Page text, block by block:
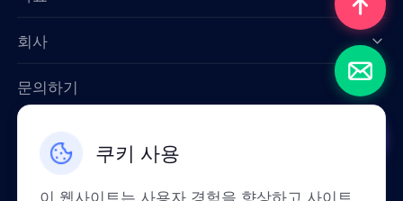
쿠키 사용
이 웹사이트는 사용자 경험을 향상하고 사이트
회사
문의하기
한국인